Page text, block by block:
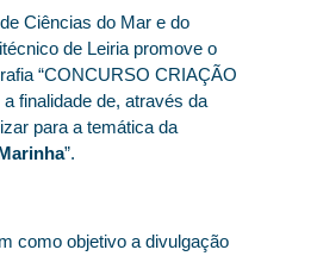
Ciências do Mar e do
de Leiria promove o
“CONCURSO CRIAÇÃO
finalidade de, através da
para a temática da
”.
como objetivo a divulgação